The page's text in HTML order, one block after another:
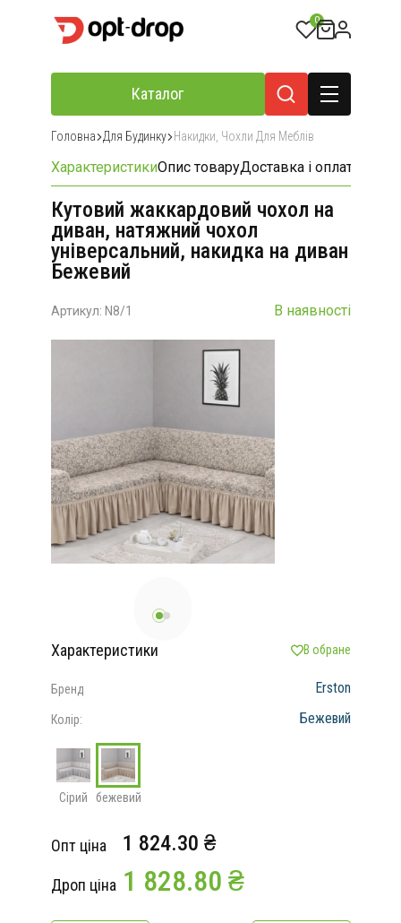
0
Каталог
Головна Для Будинку Накидки, Чохли Для Меблів
ХарактеристикиОпис товаруДоставка і оплата
Кутовий жаккардовий чохол на
диван, натяжний чохол
універсальний, накидка на диван
Бежевий
Артикул: N8/1 В наявності
Характеристики В обране
Бренд Erston
Колір: Бежевий
Сірий бежевий
Опт ціна 1 824.30 ₴
Дроп ціна 1 828.80 ₴